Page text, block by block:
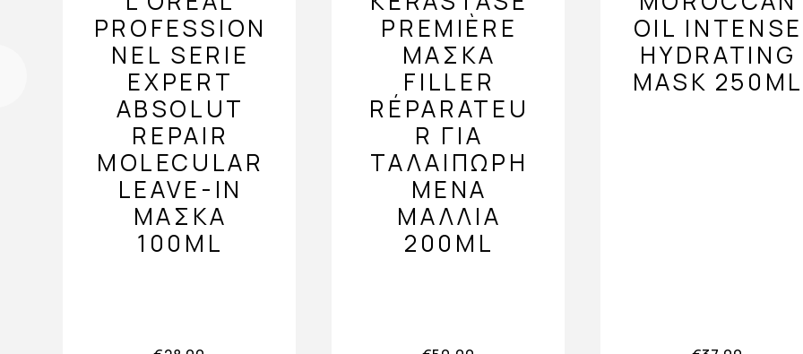
PROFESSION
NEL SERIE
EXPERT
ABSOLUT
REPAIR
MOLECULAR
LEAVE-IN
ΜΆΣΚΑ
100ML
PREMIÈRE
ΜΆΣΚΑ
FILLER
RÉPARATEU
R ΓΙΑ
ΤΑΛΑΙΠΩΡΗ
ΜΈΝΑ
ΜΑΛΛΙΆ
200ML
OIL INTENSE
HYDRATING
MASK 250ML